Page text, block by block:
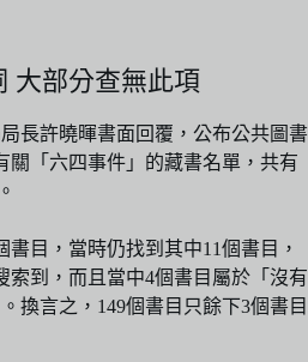
大部分查無此項
長許曉暉書面回覆，公布公共圖書
關「六四事件」的藏書名單，共有
書目，當時仍找到其中11個書目，
索到，而且當中4個書目屬於「沒有
換言之，149個書目只餘下3個書目